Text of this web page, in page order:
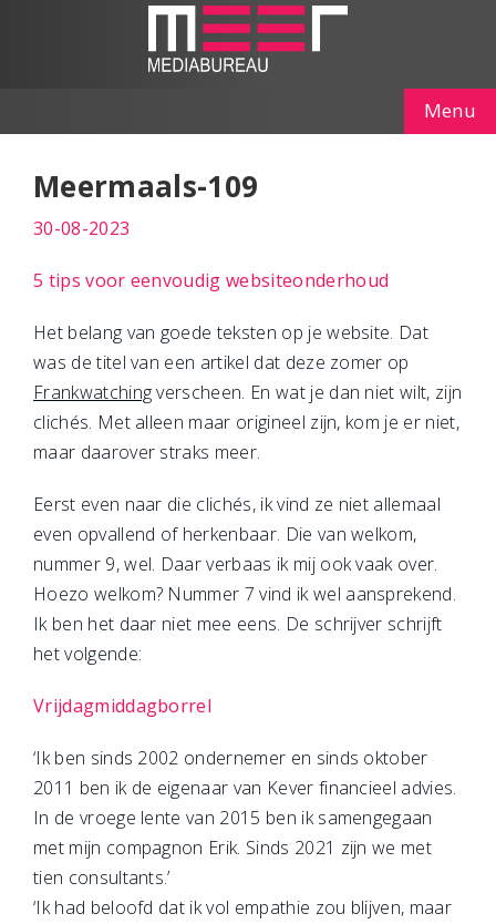
Menu
Meermaals-109
30-08-2023
5 tips voor eenvoudig websiteonderhoud
Het belang van goede teksten op je website. Dat
was de titel van een artikel dat deze zomer op
Frankwatchingverscheen. En wat je dan niet wilt, zijn
clichés. Met alleen maar origineel zijn, kom je er niet,
maar daarover straks meer.
Eerst even naar die clichés, ik vind ze niet allemaal
even opvallend of herkenbaar. Die van welkom,
nummer 9, wel. Daar verbaas ik mij ook vaak over.
Hoezo welkom? Nummer 7 vind ik wel aansprekend.
Ik ben het daar niet mee eens. De schrijver schrijft
het volgende:
Vrijdagmiddagborrel
‘Ik ben sinds 2002 ondernemer en sinds oktober
2011 ben ik de eigenaar van Kever financieel advies.
In de vroege lente van 2015 ben ik samengegaan
met mijn compagnon Erik. Sinds 2021 zijn we met
tien consultants.’
‘Ik had beloofd dat ik vol empathie zou blijven, maar